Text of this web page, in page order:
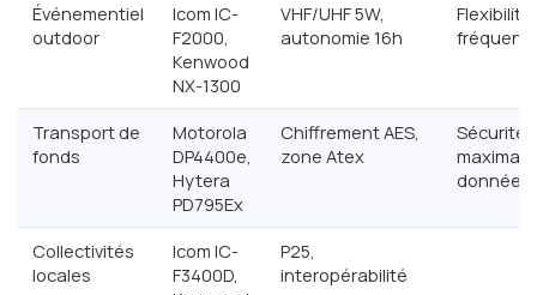
Événementiel
outdoor
Icom IC-
F2000,
Kenwood
NX-1300
VHF/UHF 5W,
autonomie 16h
Flexibilité
Transport de
fonds
Motorola
DP4400e,
Hytera
PD795Ex
Chiffrement AES,
zone Atex
Sécurité
maximale
données
Collectivités
locales
Icom IC-
F3400D,
P25,
interopérabilité